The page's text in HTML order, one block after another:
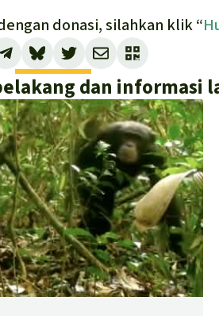
donasi, silahkan klik “
dan informasi